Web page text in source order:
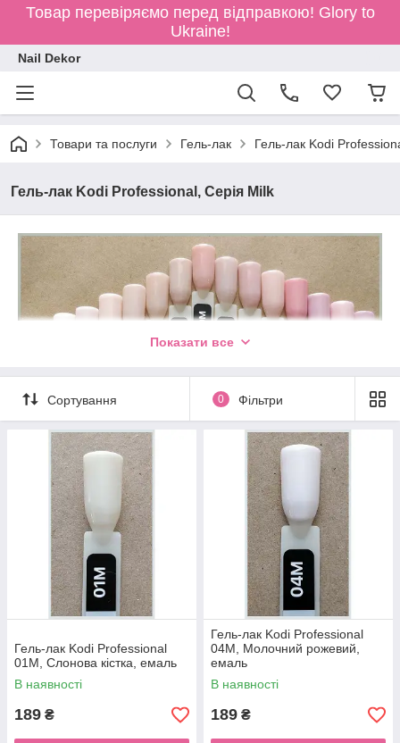
Товар перевіряємо перед відправкою! Glory to
Ukraine!
Nail Dekor
Товари та послуги Гель-лак Гель-лак Kodi
Гель-лак Kodi Professional, Серія Milk
Показати все
Сортування 0 Фільтри
Гель-лак Kodi Professional
01M, Слонова кістка, емаль
В наявності
189 ₴
Гель-лак Kodi Professional
04M, Молочний рожевий,
емаль
В наявності
189 ₴